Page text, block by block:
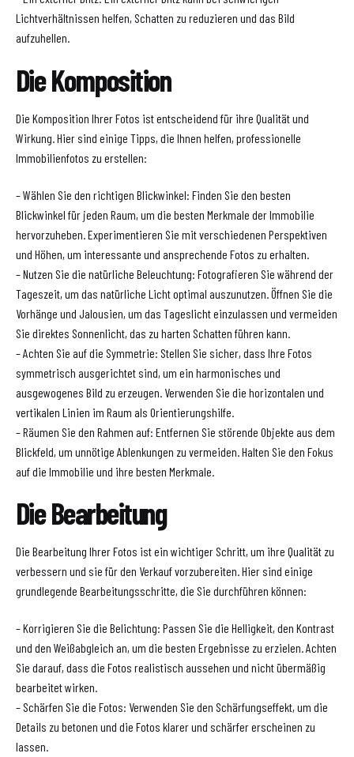
Lichtverhältnissen helfen, Schatten zu reduzieren und das Bild
aufzuhellen.
Die Komposition
Die Komposition Ihrer Fotos ist entscheidend für ihre Qualität und
Wirkung. Hier sind einige Tipps, die Ihnen helfen, professionelle
Immobilienfotos zu erstellen:
– Wählen Sie den richtigen Blickwinkel: Finden Sie den besten
Blickwinkel für jeden Raum, um die besten Merkmale der Immobilie
hervorzuheben. Experimentieren Sie mit verschiedenen Perspektiven
und Höhen, um interessante und ansprechende Fotos zu erhalten.
– Nutzen Sie die natürliche Beleuchtung: Fotografieren Sie während der
Tageszeit, um das natürliche Licht optimal auszunutzen. Öffnen Sie die
Vorhänge und Jalousien, um das Tageslicht einzulassen und vermeiden
Sie direktes Sonnenlicht, das zu harten Schatten führen kann.
– Achten Sie auf die Symmetrie: Stellen Sie sicher, dass Ihre Fotos
symmetrisch ausgerichtet sind, um ein harmonisches und
ausgewogenes Bild zu erzeugen. Verwenden Sie die horizontalen und
vertikalen Linien im Raum als Orientierungshilfe.
– Räumen Sie den Rahmen auf: Entfernen Sie störende Objekte aus dem
Blickfeld, um unnötige Ablenkungen zu vermeiden. Halten Sie den Fokus
auf die Immobilie und ihre besten Merkmale.
Die Bearbeitung
Die Bearbeitung Ihrer Fotos ist ein wichtiger Schritt, um ihre Qualität zu
verbessern und sie für den Verkauf vorzubereiten. Hier sind einige
grundlegende Bearbeitungsschritte, die Sie durchführen können:
– Korrigieren Sie die Belichtung: Passen Sie die Helligkeit, den Kontrast
und den Weißabgleich an, um die besten Ergebnisse zu erzielen. Achten
Sie darauf, dass die Fotos realistisch aussehen und nicht übermäßig
bearbeitet wirken.
– Schärfen Sie die Fotos: Verwenden Sie den Schärfungseffekt, um die
Details zu betonen und die Fotos klarer und schärfer erscheinen zu
lassen.